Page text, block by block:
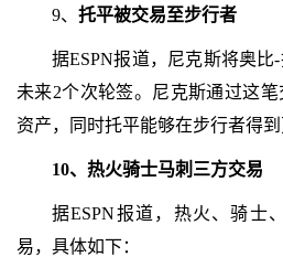
9、 托平被交易至步行者
据ESPN报道，尼克斯将奥
未来2个次轮签。尼克斯通过这
资产，同时托平能够在步行者得到
10、热火骑士马刺三方交易
据ESPN报道，热火、骑士
易，具体如下：